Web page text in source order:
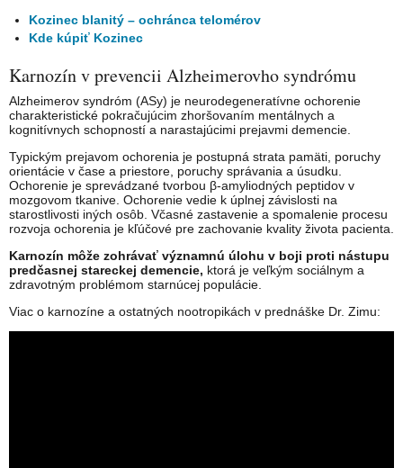
Kozinec blanitý – ochránca telomérov
Kde kúpiť Kozinec
Karnozín v prevencii Alzheimerovho syndrómu
Alzheimerov syndróm (ASy) je neurodegeneratívne ochorenie
charakteristické pokračujúcim zhoršovaním mentálnych a
kognitívnych schopností a narastajúcimi prejavmi demencie.
Typickým prejavom ochorenia je postupná strata pamäti, poruchy
orientácie v čase a priestore, poruchy správania a úsudku.
Ochorenie je sprevádzané tvorbou β-amyliodných peptidov v
mozgovom tkanive. Ochorenie vedie k úplnej závislosti na
starostlivosti iných osôb. Včasné zastavenie a spomalenie procesu
rozvoja ochorenia je kľúčové pre zachovanie kvality života pacienta.
Karnozín môže zohrávať významnú úlohu v boji proti nástupu
predčasnej stareckej demencie, ktorá je veľkým sociálnym a
zdravotným problémom starnúcej populácie.
Viac o karnozíne a ostatných nootropikách v prednáške Dr. Zimu: